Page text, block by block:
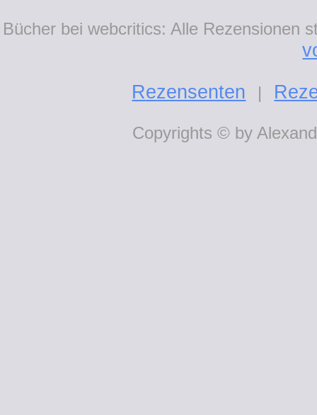
Bücher bei webcritics: Alle Rezensionen
Rezensenten
|
Copyrights © by